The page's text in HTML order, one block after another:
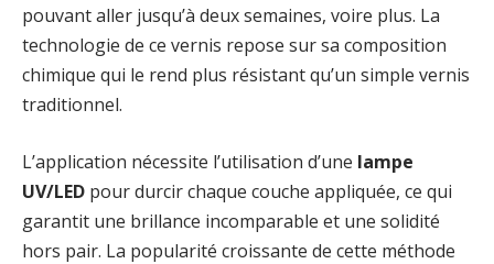
pouvant aller jusqu’à deux semaines, voire plus. La
technologie de ce vernis repose sur sa composition
chimique qui le rend plus résistant qu’un simple vernis
traditionnel.
L’application nécessite l’utilisation d’une lampe
UV/LED pour durcir chaque couche appliquée, ce qui
garantit une brillance incomparable et une solidité
hors pair. La popularité croissante de cette méthode